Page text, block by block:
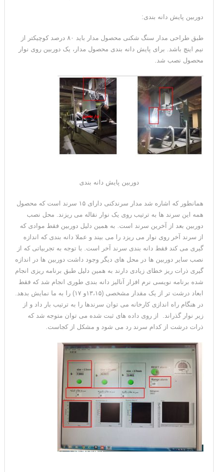
دوربین پایش دانه بندی:
طبق طراحی مدار سنگ شکنی محصول مدار باید ۸۰ درصد کوچیکتر از
نیم اینچ باشد. برای پایش دانه بندی محصول مدار، یک دوربین روی نوار
محصول نصب شد.
دوربین پایش دانه بندی
همانطور که اشاره شد مدار سرندکنی دارای ۱۵ سرند است که محصول
همه این سرند ها به ترتیب روی یک نوار نقاله می ریزند. محل نصب
دوربین بعد از آخرین سرند است. به همین دلیل دوربین فقط موادی که
از سرند آخر روی نوار می ریزد را می بیند و عملا دانه بندی که اندازه
گیری می کند فقط دانه بندی سرند آخر است. با توجه به تجربیاتی که از
نصب سایر دوربین ها در محل های دیگر وجود داشت دوربین ها در اندازه
گیری ذرات ریز خطای زیادی دارند به همین دلیل طبق برنامه ریزی انجام
شده برنامه نویسی نرم افزار آنالیز دانه بندی طوری انجام شد که فقط
ابعاد درشت تر از یک مقدار مشخصی (۱۳،۱۵و ۱۷) را به ما نمایش بدهد.
در هنگام راه اندازی کارخانه می توان سرندها را به ترتیب بار داد و از
زیر نوار گذراند. از روی داده های ثبت شده می توان متوجه شد که
ذرات درشت از کدام سرند رد می شود و مشکل از کجاست.